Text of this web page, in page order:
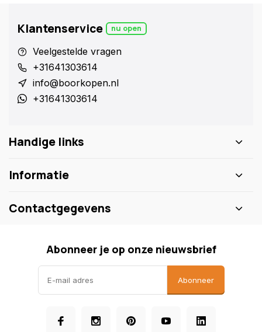
Klantenservice nu open
Veelgestelde vragen
+31641303614
info@boorkopen.nl
+31641303614
Handige links
Informatie
Contactgegevens
Abonneer je op onze nieuwsbrief
Abonneer